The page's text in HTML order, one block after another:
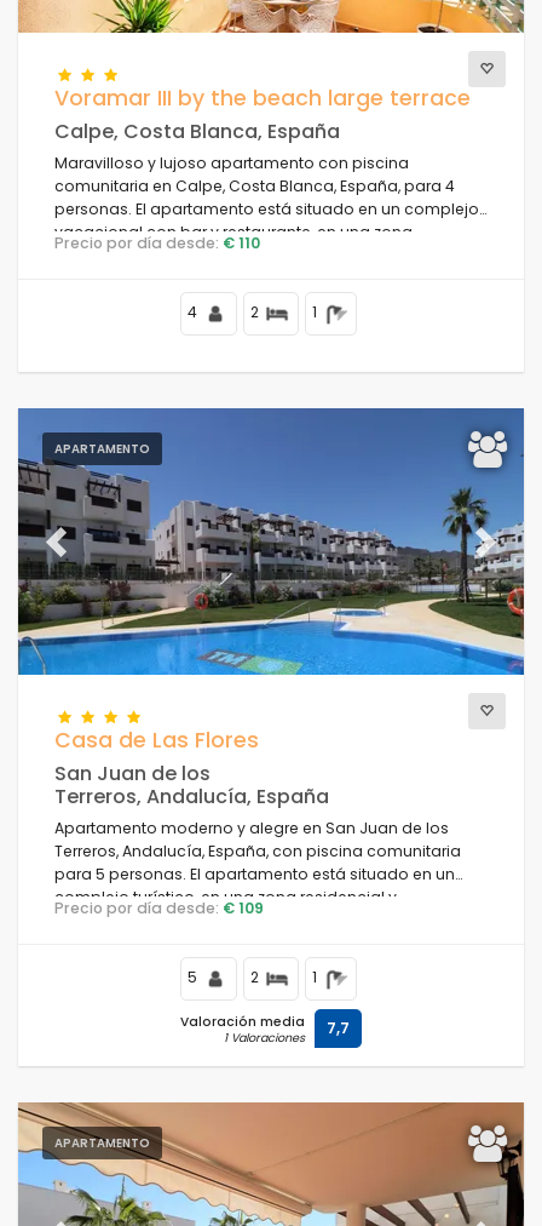
Voramar III by the beach large terrace
Calpe, Costa Blanca, España
Maravilloso y lujoso apartamento con piscina
comunitaria en Calpe, Costa Blanca, España, para 4
personas. El apartamento está situado en un complejo
vacacional con bar y restaurante, en una zona
residencial de playa, cerca de tiendas y
del mar Mediterráneo.
Precio por día desde: € 110
4 2 1
APARTAMENTO
Previous Next
Casa de Las Flores
San Juan de los
Terreros, Andalucía, España
Apartamento moderno y alegre en San Juan de los
Terreros, Andalucía, España, con piscina comunitaria
para 5 personas. El apartamento está situado en un
complejo turístico, en una zona residencial y
montañosa cerca de la playa, a poca distancia de
Precio por día desde: € 109
5 2 1
Valoración media
1 Valoraciones 7,7
APARTAMENTO